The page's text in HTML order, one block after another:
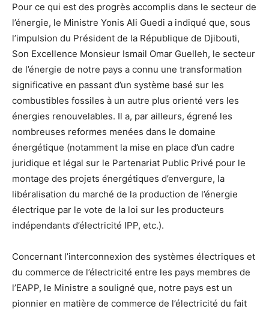
Pour ce qui est des progrès accomplis dans le secteur de
l’énergie, le Ministre Yonis Ali Guedi a indiqué que, sous
l’impulsion du Président de la République de Djibouti,
Son Excellence Monsieur Ismail Omar Guelleh, le secteur
de l’énergie de notre pays a connu une transformation
significative en passant d’un système basé sur les
combustibles fossiles à un autre plus orienté vers les
énergies renouvelables. Il a, par ailleurs, égrené les
nombreuses reformes menées dans le domaine
énergétique (notamment la mise en place d’un cadre
juridique et légal sur le Partenariat Public Privé pour le
montage des projets énergétiques d’envergure, la
libéralisation du marché de la production de l’énergie
électrique par le vote de la loi sur les producteurs
indépendants d’électricité IPP, etc.).
Concernant l’interconnexion des systèmes électriques et
du commerce de l’électricité entre les pays membres de
l’EAPP, le Ministre a souligné que, notre pays est un
pionnier en matière de commerce de l’électricité du fait